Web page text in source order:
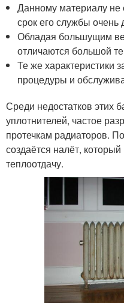
Данному материалу не
срок его службы очень
Обладая большущим
отличаются большой
Те же характеристики
процедуры и
Среди недостатков этих
уплотнителей, частое
протечкам радиаторов.
создаётся налёт,
теплоотдачу.